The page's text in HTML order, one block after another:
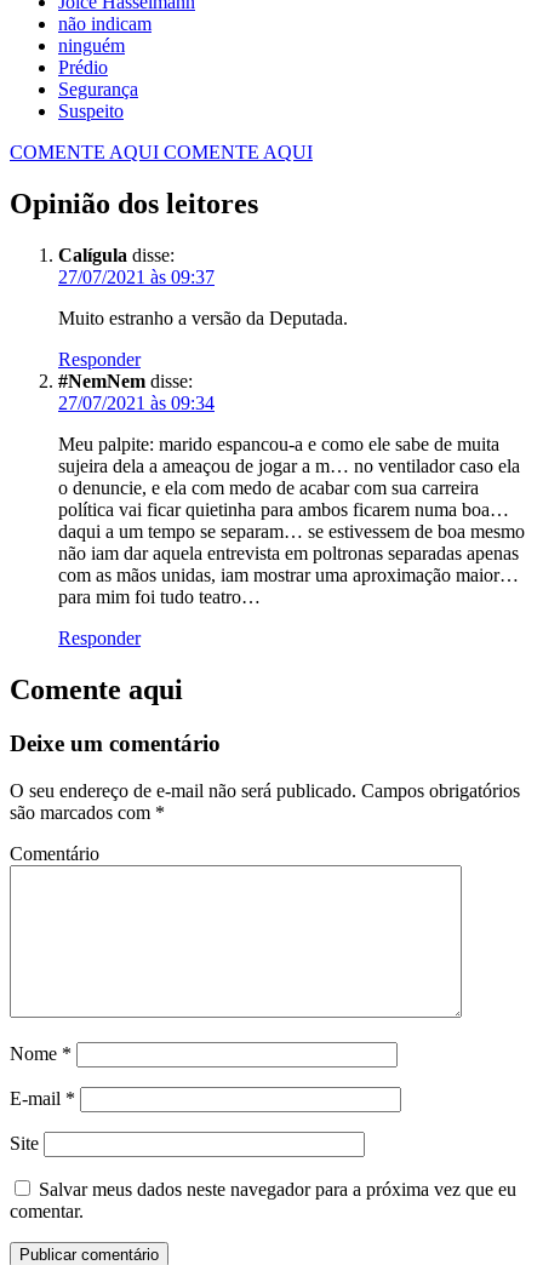
não indicam
ninguém
Prédio
Segurança
Suspeito
COMENTE AQUI COMENTE AQUI
Opinião dos leitores
Calígula disse:
27/07/2021 às 09:37
Muito estranho a versão da Deputada.
Responder
#NemNem disse:
27/07/2021 às 09:34
Meu palpite: marido espancou-a e como ele sabe de muita
sujeira dela a ameaçou de jogar a m… no ventilador caso ela
o denuncie, e ela com medo de acabar com sua carreira
política vai ficar quietinha para ambos ficarem numa boa…
daqui a um tempo se separam… se estivessem de boa mesmo
não iam dar aquela entrevista em poltronas separadas apenas
com as mãos unidas, iam mostrar uma aproximação maior…
para mim foi tudo teatro…
Responder
Comente aqui
Deixe um comentário
O seu endereço de e-mail não será publicado. Campos obrigatórios
são marcados com *
Comentário
Nome *
E-mail *
Site
Salvar meus dados neste navegador para a próxima vez que eu
comentar.